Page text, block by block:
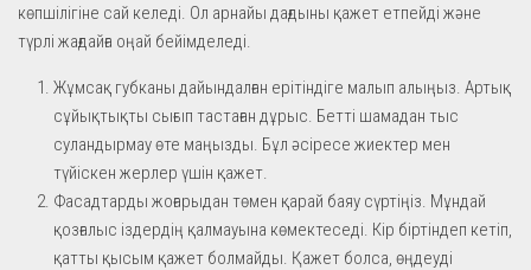
көпшілігіне сай келеді. Ол арнайы дағдыны қажет етпейді және
түрлі жағдайға оңай бейімделеді.
Жұмсақ губканы дайындалған ерітіндіге малып алыңыз. Артық
сұйықтықты сығып тастаған дұрыс. Бетті шамадан тыс
суландырмау өте маңызды. Бұл әсіресе жиектер мен
түйіскен жерлер үшін қажет.
Фасадтарды жоғарыдан төмен қарай баяу сүртіңіз. Мұндай
қозғалыс іздердің қалмауына көмектеседі. Кір біртіндеп кетіп,
қатты қысым қажет болмайды. Қажет болса, өңдеуді